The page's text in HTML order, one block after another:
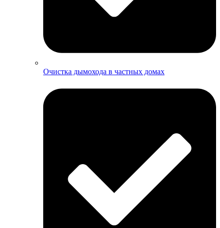
Очистка дымохода в частных домах